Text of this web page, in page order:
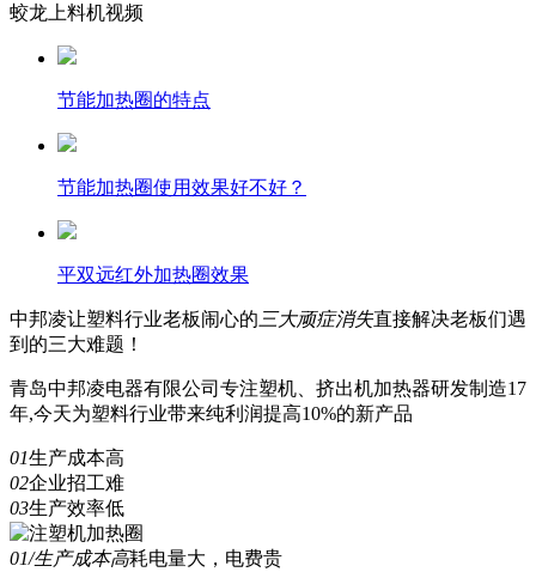
蛟龙上料机视频
节能加热圈的特点
节能加热圈使用效果好不好？
平双远红外加热圈效果
中邦凌让塑料行业老板闹心的 三大顽症消失直接解决老板们遇
到的三大难题！
青岛中邦凌电器有限公司专注塑机、挤出机加热器研发制造17
年,今天为塑料行业带来纯利润提高10%的新产品
01生产成本高
02企业招工难
03生产效率低
01/生产成本高耗电量大，电费贵